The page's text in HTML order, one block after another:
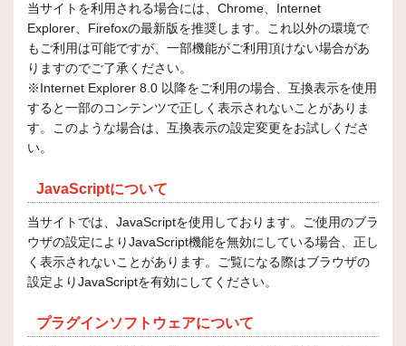
当サイトを利用される場合には、Chrome、Internet
Explorer、Firefoxの最新版を推奨します。これ以外の環境で
もご利用は可能ですが、一部機能がご利用頂けない場合があ
りますのでご了承ください。
※Internet Explorer 8.0 以降をご利用の場合、互換表示を使用
すると一部のコンテンツで正しく表示されないことがありま
す。このような場合は、互換表示の設定変更をお試しくださ
い。
JavaScriptについて
当サイトでは、JavaScriptを使用しております。ご使用のブラ
ウザの設定によりJavaScript機能を無効にしている場合、正し
く表示されないことがあります。ご覧になる際はブラウザの
設定よりJavaScriptを有効にしてください。
プラグインソフトウェアについて